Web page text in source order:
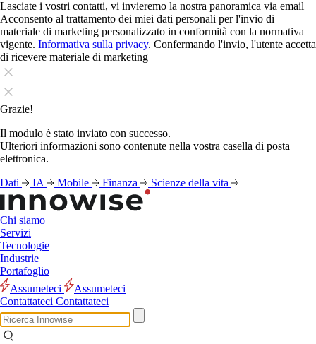
Lasciate i vostri contatti, vi invieremo la nostra panoramica via email
Acconsento al trattamento dei miei dati personali per l'invio di
materiale di marketing personalizzato in conformità con la normativa
vigente. Informativa sulla privacy. Confermando l'invio, l'utente accetta
di ricevere materiale di marketing
Grazie!
Il modulo è stato inviato con successo.
Ulteriori informazioni sono contenute nella vostra casella di posta
elettronica.
Dati
IA Mobile Finanza Scienze della vita
Chi siamo
Servizi
Tecnologie
Industrie
Portafoglio
Assumeteci
Assumeteci
Contattateci Contattateci